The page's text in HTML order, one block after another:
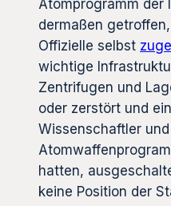
Atomprogramm der
dermaßen
Offizielle selbst
wichtige
Zentrifugen und
oder zerstört und
Wissenschaftler
hatten,
keine Position der